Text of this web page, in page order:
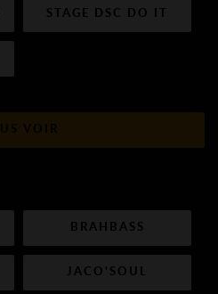
STAGE DSC DO IT
BRAHBASS
JACO'SOUL